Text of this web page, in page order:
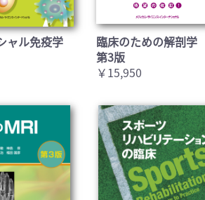
ャル免疫学
臨床のための解剖学
第3版
￥15,950